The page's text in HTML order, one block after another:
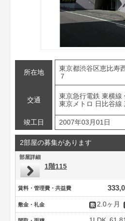
所在地
東京都渋谷区恵比寿
７
交通
東京急行電鉄 東横線
東京メトロ 日比谷線
竣工日 2007年03月01日
2部屋の募集があります
部屋詳細
1階115
賃料・管理費・共益費
敷金・礼金 2.0ヶ月